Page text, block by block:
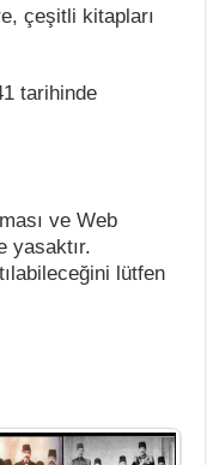
çeşitli kitapları
tarihinde
ve Web
yasaktır.
lütfen